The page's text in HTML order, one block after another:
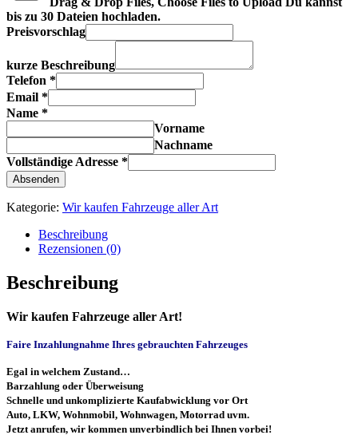
bis zu 30 Dateien hochladen.
Preisvorschlag
kurze Beschreibung
Telefon *
Email *
Name *
Vorname
Nachname
Vollständige Adresse *
Absenden
Kategorie: Wir kaufen Fahrzeuge aller Art
Beschreibung
Rezensionen (0)
Beschreibung
Wir kaufen Fahrzeuge aller Art!
Faire Inzahlungnahme Ihres gebrauchten Fahrzeuges
Egal in welchem Zustand…
Barzahlung oder Überweisung
Schnelle und unkomplizierte Kaufabwicklung vor Ort
Auto, LKW, Wohnmobil, Wohnwagen, Motorrad uvm.
Jetzt anrufen, wir kommen unverbindlich bei Ihnen vorbei!